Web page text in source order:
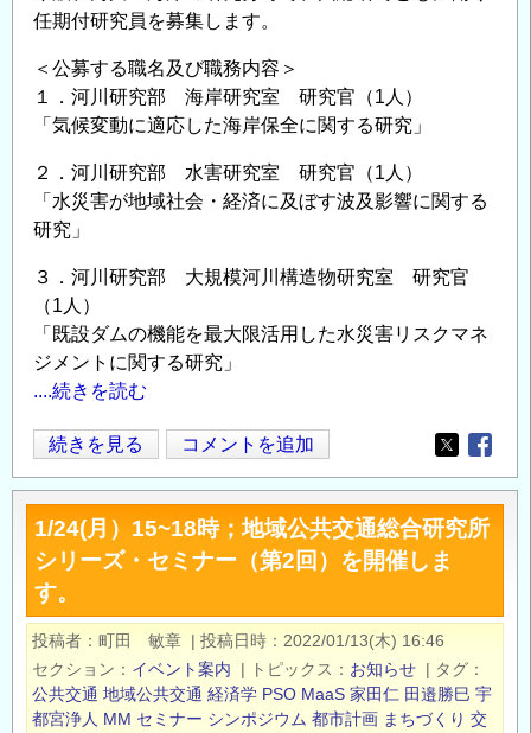
任期付研究員を募集します。
＜公募する職名及び職務内容＞
１．河川研究部 海岸研究室 研究官（1人）
「気候変動に適応した海岸保全に関する研究」
２．河川研究部 水害研究室 研究官（1人）
「水災害が地域社会・経済に及ぼす波及影響に関する
研究」
３．河川研究部 大規模河川構造物研究室 研究官
（1人）
「既設ダムの機能を最大限活用した水災害リスクマネ
ジメントに関する研究」
....続きを読む
国
総
研
「任
期
付
研
究
員」
の
続きを見る コメントを追加
Opens in
1/24(月）15~18時；地域公共交通総合研究所
シリーズ・セミナー（第2回）を開催しま
す。
投稿者 町田 敏章 | 投稿日時
2022/01/13(木) 16:46
セクション
イベント案内 | トピックス お知らせ | タグ
公共交通 地域公共交通 経済学 PSO MaaS 家田仁 田邉勝巳 宇
都宮浄人 MM セミナー シンポジウム 都市計画 まちづくり 交